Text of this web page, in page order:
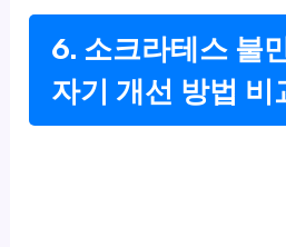
6. 소크라테스 불
자기 개선 방법 비